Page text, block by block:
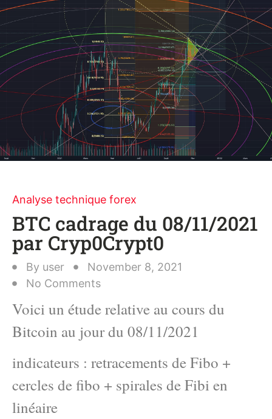
Analyse technique forex
BTC cadrage du 08/11/2021
par Cryp0Crypt0
By user
November 8, 2021
No Comments
Voici un étude relative au cours du
Bitcoin au jour du 08/11/2021
indicateurs : retracements de Fibo +
cercles de fibo + spirales de Fibi en
linéaire